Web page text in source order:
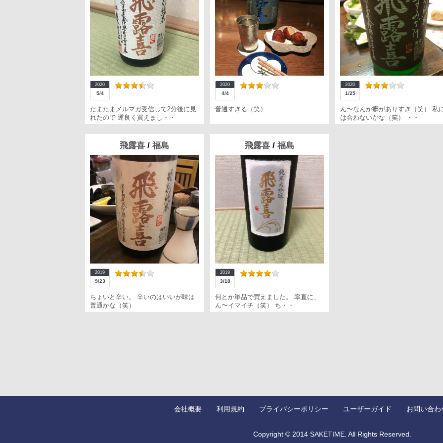
2020
5/4
たまたまメルマガ受信して2分後に見
れたので 運良く買えまし・・
2020
4/4
普通すぎる（笑）
2020
1/25
ん〜なんか癖がありすぎ（笑） 私
は合わないかな（笑） ・・
飛露喜 / 福島
2019
9/23
ちょいと辛い。 辛いのはいいが味は
普通かな（笑）
飛露喜 / 福島
2019
3/18
何とか単品で買えました。 率直に、
ん〜イマイチ（笑） ち・・
会社概要 利用規約 プライバシーポリシー ユーザーガイド お問い合わ
Copyright © 2014 SAKETIME. All Rights Reserved.